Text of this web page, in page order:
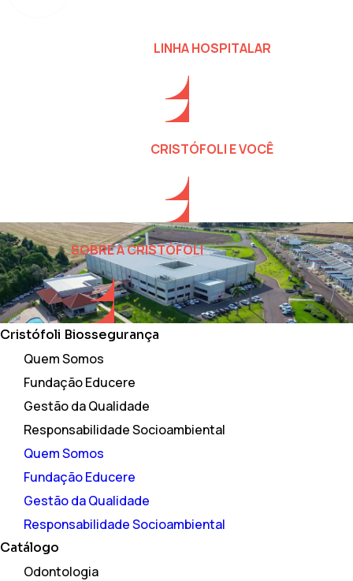
LINHA HOSPITALAR
CRISTÓFOLI E VOCÊ
SOBRE A CRISTÓFOLI
Cristófoli Biossegurança
Quem Somos
Fundação Educere
Gestão da Qualidade
Responsabilidade Socioambiental
Quem Somos
Fundação Educere
Gestão da Qualidade
Responsabilidade Socioambiental
Catálogo
Odontologia